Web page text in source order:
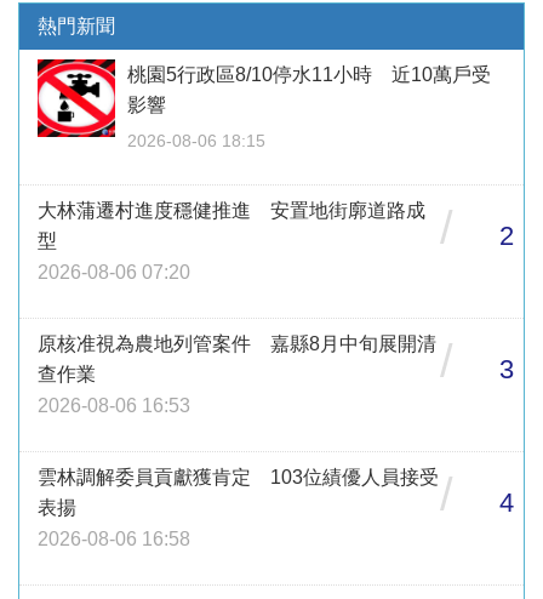
熱門新聞
桃園5行政區8/10停水11小時 近10萬戶受
影響
2026-08-06 18:15
大林蒲遷村進度穩健推進 安置地街廓道路成
型
2026-08-06 07:20
/ 2
原核准視為農地列管案件 嘉縣8月中旬展開清
查作業
2026-08-06 16:53
/ 3
雲林調解委員貢獻獲肯定 103位績優人員接受
表揚
2026-08-06 16:58
/ 4